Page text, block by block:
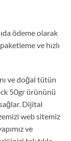
ödeme olarak
ve hızlı
ve doğal tütün
50gr ürününü
Dijital
web sitemiz
ve